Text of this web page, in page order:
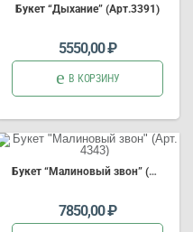
Букет “Дыхание” (Арт.3391)
5550,00₽
В КОРЗИНУ
Букет “Малиновый звон” (Арт. 4343)
7850,00₽